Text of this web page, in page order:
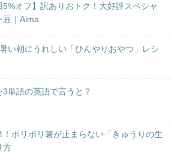
5%オフ】訳ありおトク！大好評スペシャ
豆｜Aima
い朝にうれしい「ひんやりおやつ」レシ
3単語の英語で言うと？
！ポリポリ箸が止まらない「きゅうりの生
方